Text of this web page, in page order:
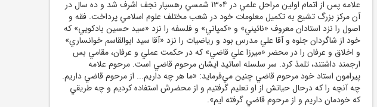
علامه پس از اتمام اولين مراحل علمي در 1304 شمسي رهسپار نجف اشرف شد و ده سال در
آن مرکز بزرگ تشيع به تکميل معلومات خود در شعب مختلف علوم اسلامي پرداخت. فقه و
اصول را نزد استادان معروف «نائيني» و «کمپاني» و فلسفه را نزد «سيد حسين بادکويي» که
خود از شاگردان جلوه و آقا علي مدرس بود و رياضيات را نزد «آقا سيد ابوالقاسم خوانساري»
و اخلاق و عرفان را در محضر «ميرزا علي قاضي» که در حکمت عملي و عرفان، مقامي بس
ارجمند داشتند، تلمذ کرد. سر سلسله اساتيد ايشان مرحوم قاضي است. مرحوم علامه
پيرامون استاد خود مرحوم قاضي چنين مي‌فرمايد: «ما هر چه داريم... از مرحوم قاضي داريم.
چه آنچه را که درحال حياتش از او تعليم گرفتيم و از محضرش استفاده کرديم و چه طريقي
که خودمان داريم و از مرحوم قاضي گرفته ايم».